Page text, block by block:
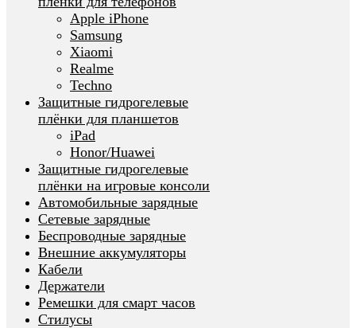
Apple iPhone
Samsung
Xiaomi
Realme
Techno
Защитные гидрогелевые
плёнки для планшетов
iPad
Honor/Huawei
Защитные гидрогелевые
плёнки на игровые консоли
Автомобильные зарядные
Сетевые зарядные
Беспроводные зарядные
Внешние аккумуляторы
Кабели
Держатели
Ремешки для смарт часов
Стилусы